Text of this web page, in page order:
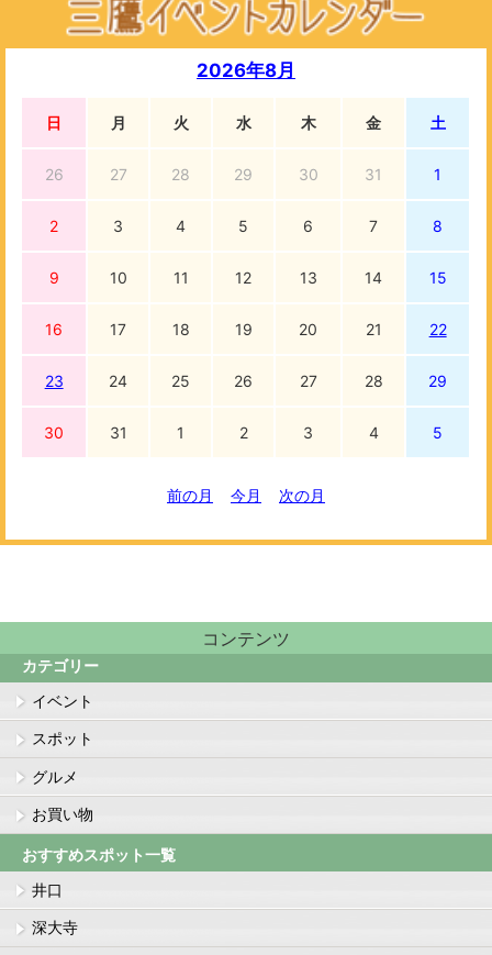
2026年8月
日 月 火 水 木 金 土
26 27 28 29 30 31 1
2 3 4 5 6 7 8
9 10 11 12 13 14 15
16 17 18 19 20 21 22
23 24 25 26 27 28 29
30 31 1 2 3 4 5
前の月 今月 次の月
コンテンツ
カテゴリー
イベント
スポット
グルメ
お買い物
おすすめスポット一覧
井口
深大寺